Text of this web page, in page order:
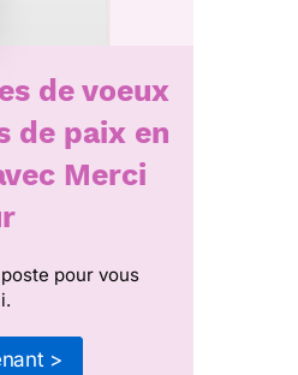
de voeux
de paix en
Merci
pour vous
>